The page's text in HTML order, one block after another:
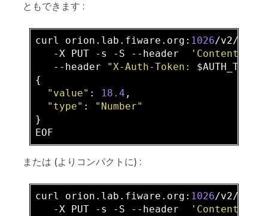
ともできます :
curl orion.lab.fiware.org: 1026/v2/
   -X PUT
-s -S --header
'Content-
   --header
"X-Auth-Token: $AUTH_TOKEN
{
"value" : 18.4 ,
"type" :
"Number"
}
または (よりコンパクトに) :
curl orion .lab .fiware .org : 1026/v2/
   -X PUT -s -S --
header
'Content-